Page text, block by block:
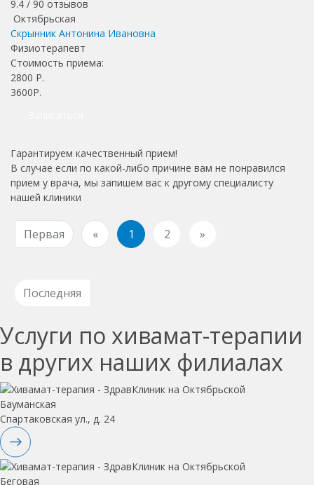
9.4 / 90 отзывов
Октябрьская
Скрынник Антонина Ивановна
Физиотерапевт
Стоимость приема:
2800 Р.
3600Р.
Гарантируем качественный прием!
В случае если по какой-либо причине вам не понравился
прием у врача, мы запишем вас к другому специалисту
нашей клиники
Первая « 1 2 »
Последняя
Услуги по хивамат-терапии
в других наших филиалах
Бауманская
Спартаковская ул., д. 24
Беговая